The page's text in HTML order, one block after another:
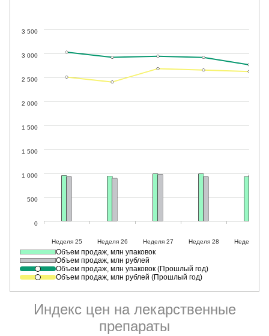
Объем продаж, млн упаковок
Объем продаж, млн рублей
Объем продаж, млн упаковок (Прошлый год)
Объем продаж, млн рублей (Прошлый год)
Индекс цен на лекарственные
препараты